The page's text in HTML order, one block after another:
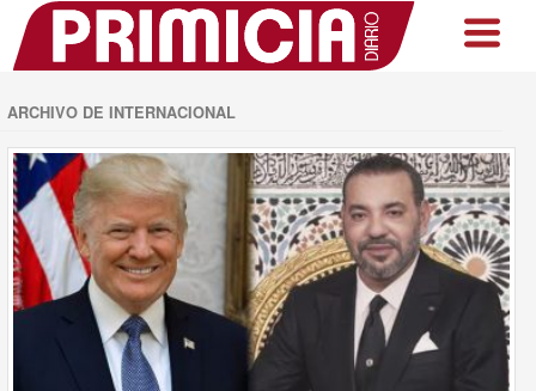
ARCHIVO DE INTERNACIONAL